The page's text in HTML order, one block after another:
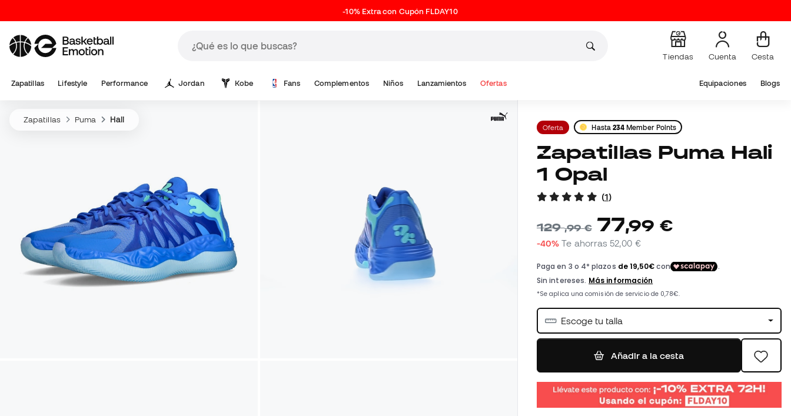
-10% Extra con Cupón FLDAY10
Tiendas Cuenta Cesta
Zapatillas Lifestyle Performance Jordan Kobe Fans Complementos Niños Lanzamientos Ofertas Equipaciones Blogs
Zapatillas Puma Hali
Oferta Hasta 234 Member Points
Zapatillas Puma Hali
1 Opal
(1)
129,99 € 77,99 €
-40% Te ahorras52,00 €
Escoge tu talla
Añadir a la cesta